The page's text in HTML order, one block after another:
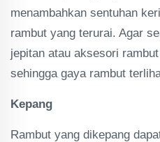
menambahkan sentuhan
rambut yang terurai. Agar
jepitan atau aksesori
sehingga gaya rambut
Kepang
Rambut yang dikepang